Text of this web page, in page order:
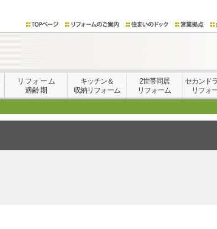
リフォーム
適齢期
キッチン＆
収納リフォーム
2世帯同居
リフォーム
セカンド
リフォ